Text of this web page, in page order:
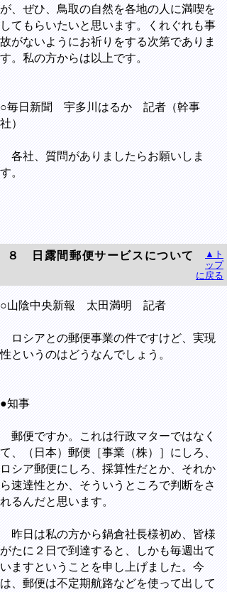
が、ぜひ、鳥取の自然を各地の人に満喫を
してもらいたいと思います。くれぐれも事
故がないようにお祈りをする次第でありま
す。私の方からは以上です。
○毎日新聞 宇多川はるか 記者（幹事
社）
各社、質問がありましたらお願いしま
す。
８ 日露間郵便サービスについて
▲ト
ップ
に戻る
○山陰中央新報 太田満明 記者
ロシアとの郵便事業の件ですけど、実現
性というのはどうなんでしょう。
●知事
郵便ですか。これは行政マターではなく
て、（日本）郵便［事業（株）］にしろ、
ロシア郵便にしろ、採算性だとか、それか
ら速達性とか、そういうところで判断をさ
れるんだと思います。
昨日は私の方から鍋倉社長様初め、皆様
がたに２日で到達すると、しかも毎週出て
いますということを申し上げました。今
は、郵便は不定期航路などを使って出して